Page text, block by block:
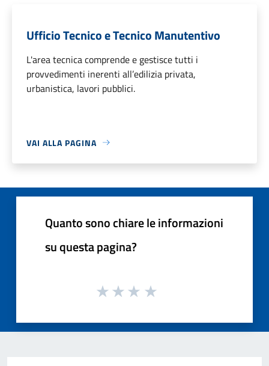
Ufficio Tecnico e Tecnico Manutentivo
L'area tecnica comprende e gestisce tutti i
provvedimenti inerenti all’edilizia privata,
urbanistica, lavori pubblici.
VAI ALLA PAGINA
Quanto sono chiare le informazioni
su questa pagina?